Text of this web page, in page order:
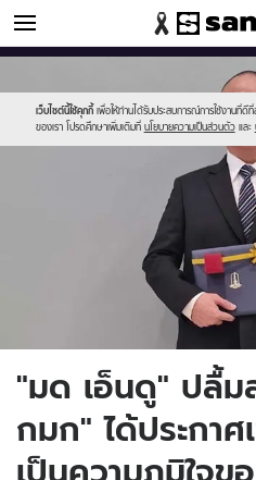
ข่าวบันเทิง
เว็บไซต์นี้ใช้คุกกี้ เพื่อให้ท่านได้รับประสบการณ์การใช้งานที่ดี
ของเรา โปรดศึกษาเพิ่มเติมที่ นโยบายความเป็นส่วนตัว และ
//s.isanook.com/sr/0/images/logo-
new-
sanook.png
//s.isanook.com/ns/0/ud/1738/
"มด เอ็นดู" ปลื้ม
กมก" ได้ประกาศ